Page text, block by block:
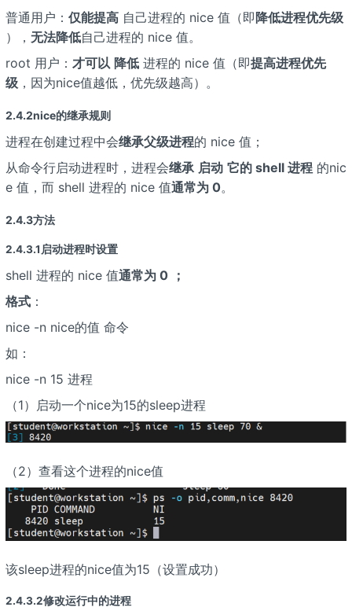
普通用户： 仅能提高自己进程的 nice 值（即 降低进程优先级
）， 无法降低自己进程的 nice 值。
root 用户： 才可以 降低进程的 nice 值（即提高进程优先
级，因为nice值越低，优先级越高）。
2.4.2nice的继承规则
进程在创建过程中会继承父级进程的 nice 值；
从命令行启动进程时，进程会继承 启动 它的 shell 进程的nic
e 值，而 shell 进程的 nice 值通常为 0。
2.4.3方法
2.4.3.1启动进程时设置
shell 进程的 nice 值通常为 0
；
格式：
nice -n nice的值 命令
如：
nice -n 15 进程
（1）启动一个nice为15的sleep进程
（2）查看这个进程的nice值
该sleep进程的nice值为15（设置成功）
2.4.3.2修改运行中的进程